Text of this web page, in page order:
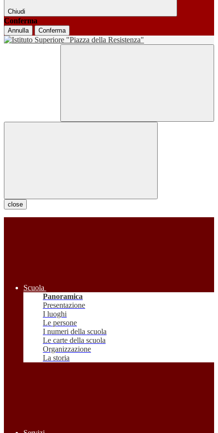
Chiudi
Conferma
Annulla Conferma
close
Scuola
Panoramica
Presentazione
I luoghi
Le persone
I numeri della scuola
Le carte della scuola
Organizzazione
La storia